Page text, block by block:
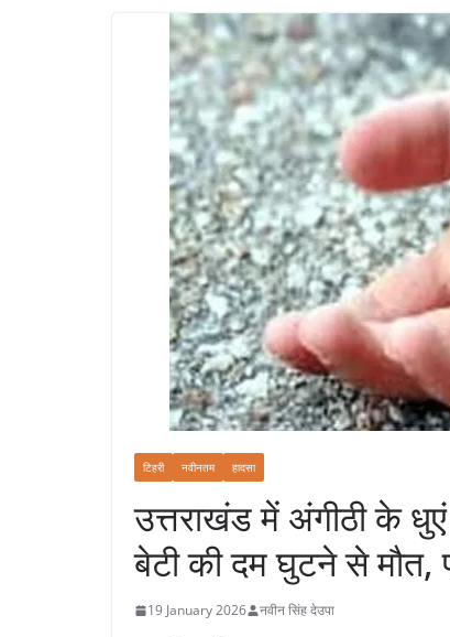
टिहरी नवीनतम हादसा
उत्तराखंड में अंगीठी के
बेटी की दम घुटने से मौत,
19 January 2026 नवीन सिंह देउपा